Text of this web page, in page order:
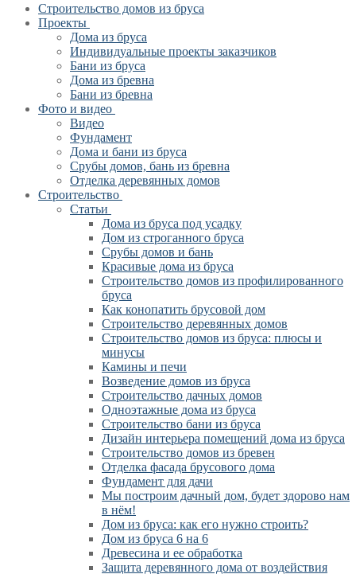
Перейти
содержимому
Меню
ЗакрытьСтроительство домов из бруса
Проекты
Дома из бруса
Индивидуальные проекты заказчиков
Бани из бруса
Дома из бревна
Бани из бревна
Фото и видео
Видео
Фундамент
Дома и бани из бруса
Срубы домов, бань из бревна
Отделка деревянных домов
Строительство
Статьи
Дома из бруса под усадку
Дом из строганного бруса
Срубы домов и бань
Красивые дома из бруса
Строительство домов из профилированного
бруса
Как конопатить брусовой дом
Строительство деревянных домов
Строительство домов из бруса: плюсы и
минусы
Камины и печи
Возведение домов из бруса
Cтроительство дачных домов
Одноэтажные дома из бруса
Строительство бани из бруса
Дизайн интерьера помещений дома из бруса
Строительство домов из бревен
Отделка фасада брусового дома
Фундамент для дачи
Мы построим дачный дом, будет здорово нам
в нём!
Дом из бруса: как его нужно строить?
Дом из бруса 6 на 6
Древесина и ее обработка
Защита деревянного дома от воздействия